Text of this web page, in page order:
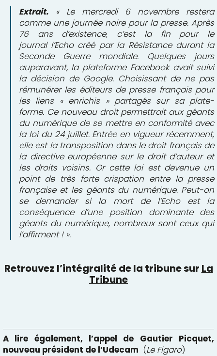
Extrait.
« Le mercredi 6 novembre restera
comme une journée noire pour la presse. Après
76 ans d’existence, c’est la fin pour le
journal l’Echo créé par la Résistance durant la
Seconde Guerre mondiale. Quelques jours
auparavant, la plateforme Facebook avait suivi
la décision de Google. Choisissant de ne pas
rémunérer les éditeurs de presse français pour
les liens « enrichis » partagés sur sa plate-
forme. Ce nouveau droit permettrait aux géants
du numérique de se mettre en conformité avec
la loi du 24 juillet. Entrée en vigueur récemment,
elle est la transposition dans le droit français de
la directive européenne sur le droit d’auteur et
les droits voisins. Or cette loi est devenue un
point de très forte crispation entre la presse
française et les géants du numérique. Peut-on
se demander si la mort de l’Echo est la
conséquence d’une position dominante des
géants du numérique, nombreux sont ceux qui
l’affirment ! ».
Retrouvez l’intégralité de la tribune sur La
Tribune
A lire également, l’appel de Gautier Picquet,
nouveau président de l’Udecam (Le Figaro)